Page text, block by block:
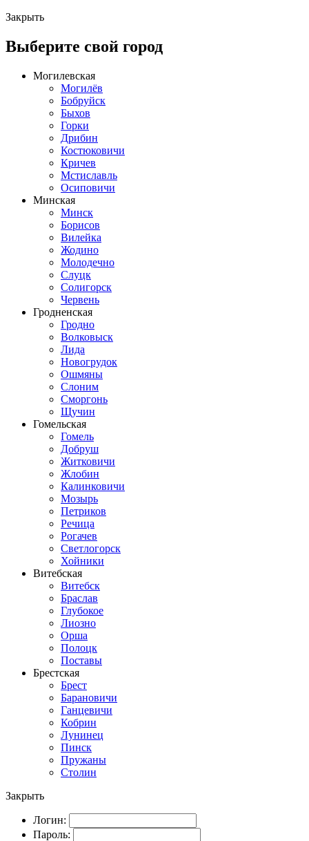
Закрыть
Выберите свой город
Могилевская
Могилёв
Бобруйск
Быхов
Горки
Дрибин
Костюковичи
Кричев
Мстиславль
Осиповичи
Минская
Минск
Борисов
Вилейка
Жодино
Молодечно
Слуцк
Солигорск
Червень
Гродненская
Гродно
Волковыск
Лида
Новогрудок
Ошмяны
Слоним
Сморгонь
Щучин
Гомельская
Гомель
Добруш
Житковичи
Жлобин
Калинковичи
Мозырь
Петриков
Речица
Рогачев
Светлогорск
Хойники
Витебская
Витебск
Браслав
Глубокое
Лиозно
Орша
Полоцк
Поставы
Брестская
Брест
Барановичи
Ганцевичи
Кобрин
Лунинец
Пинск
Пружаны
Столин
Закрыть
Логин:
Пароль: